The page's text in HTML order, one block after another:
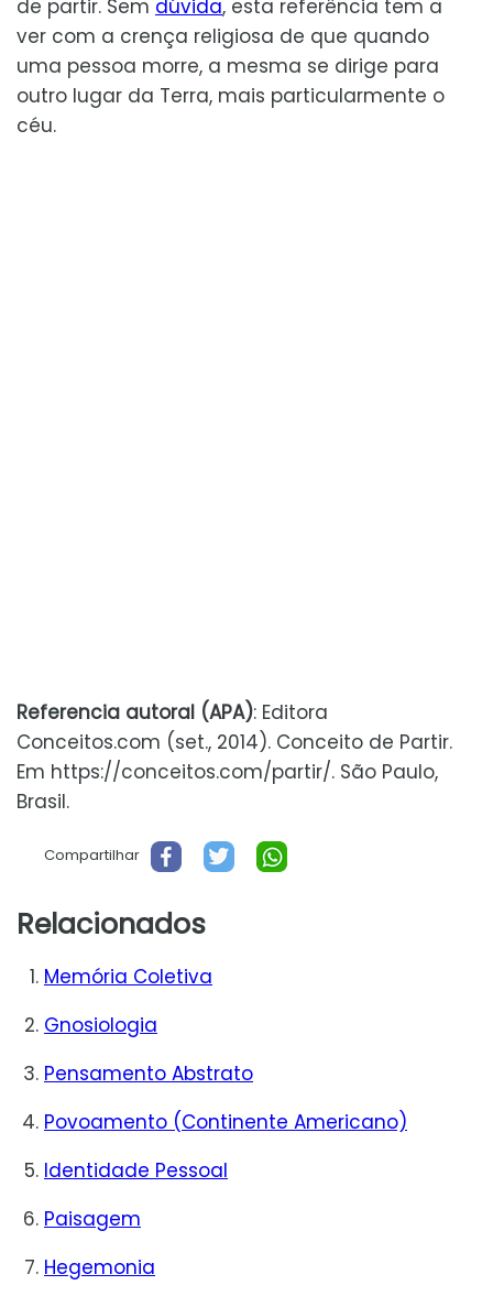
de partir. Sem dúvida, esta referência tem a
ver com a crença religiosa de que quando
uma pessoa morre, a mesma se dirige para
outro lugar da Terra, mais particularmente o
céu.
Referencia autoral (APA): Editora
Conceitos.com (set., 2014). Conceito de Partir.
Em https://conceitos.com/partir/. São Paulo,
Brasil.
Compartilhar
Relacionados
Memória Coletiva
Gnosiologia
Pensamento Abstrato
Povoamento (Continente Americano)
Identidade Pessoal
Paisagem
Hegemonia